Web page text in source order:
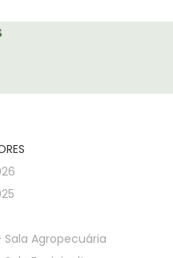
Sala Agropecuária